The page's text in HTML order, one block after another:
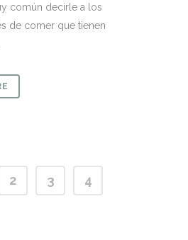
común decirle a los
de comer que tienen
2 3 4